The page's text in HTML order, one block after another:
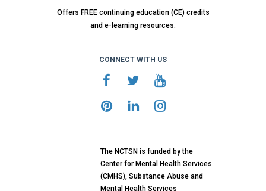
Offers FREE continuing education (CE) credits
and e-learning resources.
CONNECT WITH US
The NCTSN is funded by the
Center for Mental Health Services
(CMHS), Substance Abuse and
Mental Health Services